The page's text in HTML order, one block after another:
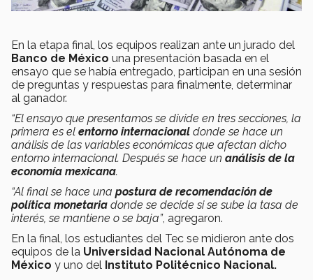
En la etapa final, los equipos realizan ante un jurado del
Banco de México una presentación basada en el
ensayo que se había entregado, participan en una sesión
de preguntas y respuestas para finalmente, determinar
al ganador.
“El ensayo que presentamos se divide en tres secciones, la
primera es el entorno internacional donde se hace un
análisis de las variables económicas que afectan dicho
entorno internacional. Después se hace un análisis de la
economía mexicana.
“Al final se hace una postura de recomendación de
política monetaria donde se decide si se sube la tasa de
interés, se mantiene o se baja”, agregaron.
En la final, los estudiantes del Tec se midieron ante dos
equipos de la Universidad Nacional Autónoma de
México y uno del Instituto Politécnico Nacional.